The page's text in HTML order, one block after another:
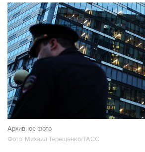
Архивное фото
Фото: Михаил Терещенко/ТАСС